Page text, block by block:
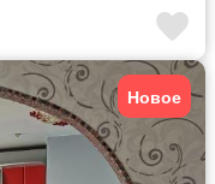
Новое